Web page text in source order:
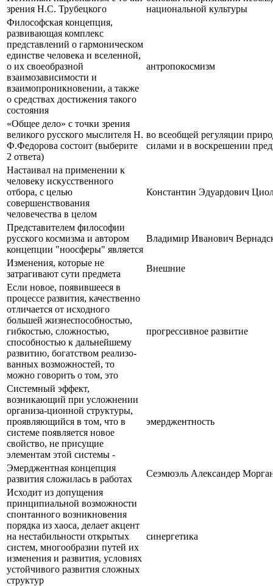
зрения Н.С. Трубецкого
национальной культуры
Философская концепция,
развивающая комплекс
представлений о гармоническом
единстве человека и вселенной,
о их своеобразной
взаимозависимости и
взаимопроникновении, а также
о средствах достижения такого
состояния
антропокосмизм
«Общее дело» с точки зрения
великого русского мыслителя Н.
Ф.Федорова состоит (выберите
2 ответа)
во всеобщей регуляции
силами и в воскрешении
Настаивал на применении к
человеку искусственного
отбора, с целью
совершенствования
человечества в целом
Константин Эдуардович
Представителем философии
русского космизма и автором
концепции "ноосферы" является
Владимир Иванович
Изменения, которые не
затрагивают сути предмета
Внешние
Если новое, появившееся в
процессе развития, качественно
отличается от исходного
большей жизнеспособностью,
гибкостью, сложностью,
способностью к дальнейшему
развитию, богатством реализо-
ванных возможностей, то
можно говорить о том, это
прогрессивное развитие
Системный эффект,
возникающий при усложнении
организа-ционной структуры,
проявляющийся в том, что в
системе появляется новое
свойство, не присущие
элементам этой системы -
эмерджентность
Эмерджентная концепция
развития сложилась в работах
Сеэмюэль Александер
Исходит из допущения
принципиальной возможности
спонтанного возникновения
порядка из хаоса, делает акцент
на нестабильности открытых
систем, многообразии путей их
изменения и развития, условиях
устойчивого развития сложных
структур
синергетика